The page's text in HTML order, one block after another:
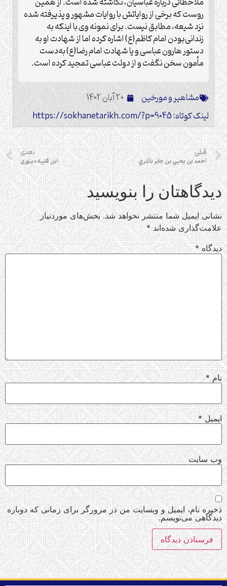
روست که برخی از روایاتش با روایات مشهور و پذیرفته شده
نزد شیعه، مطابق نیست. برای نمونه وی با اینکه به
زندانی‌بودن امام کاظم(ع) اشاره کرده اما از شهادت او به
دستور هارون عباسی و یا شهادت امام رضا(ع) به‌دست
مأمون سخن نگفت و از دولت عباسی تمجید کرده است.
مشاهیر و مورخین
20 آبان 1402
لینک کوتاه: https://sokhanetarikh.com/?p=9045
قبلی
احمد بن يحيي بن جابر بلاذري
بعدی
ابن قتیبه دینوری
دیدگاهتان را بنویسید
نشانی ایمیل شما منتشر نخواهد شد. بخش‌های موردنیاز
علامت‌گذاری شده‌اند*
دیدگاه*
نام*
ایمیل*
وب‌ سایت
ذخیره نام، ایمیل و وبسایت من در مرورگر برای زمانی که دوباره
دیدگاهی می‌نویسم.